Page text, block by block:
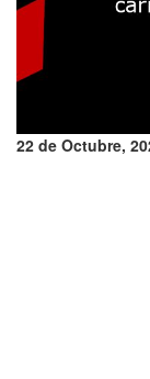
22 de Octubre,